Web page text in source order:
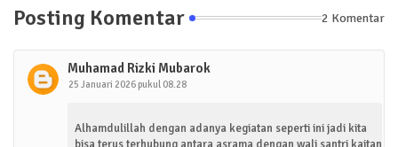
Posting Komentar 2 Komentar
Muhamad Rizki Mubarok
25 Januari 2026 pukul 08.28
Alhamdulillah dengan adanya kegiatan seperti ini jadi kita